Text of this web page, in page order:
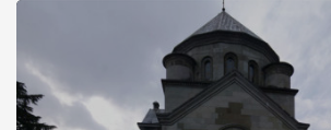
Херсонесі Володимир-язичник, став
А потім було Хрещення Русі. На честь